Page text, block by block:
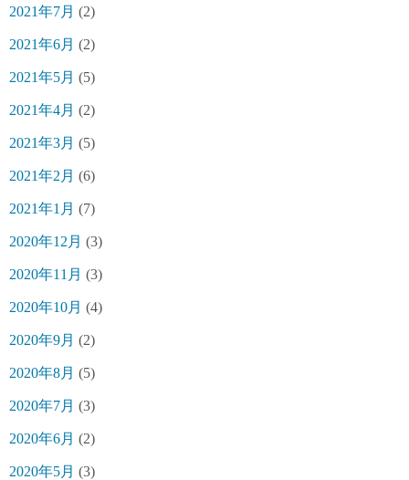
2021年7月 (2)
2021年6月 (2)
2021年5月 (5)
2021年4月 (2)
2021年3月 (5)
2021年2月 (6)
2021年1月 (7)
2020年12月 (3)
2020年11月 (3)
2020年10月 (4)
2020年9月 (2)
2020年8月 (5)
2020年7月 (3)
2020年6月 (2)
2020年5月 (3)